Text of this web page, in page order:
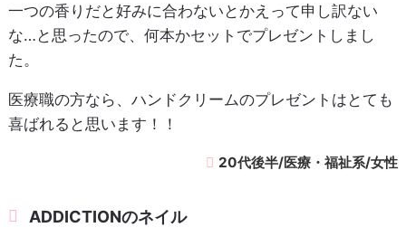
一つの香りだと好みに合わないとかえって申し訳ない
な…と思ったので、何本かセットでプレゼントしまし
た。
医療職の方なら、ハンドクリームのプレゼントはとても
喜ばれると思います！！
20代後半/医療・福祉系/女性
ADDICTIONのネイル